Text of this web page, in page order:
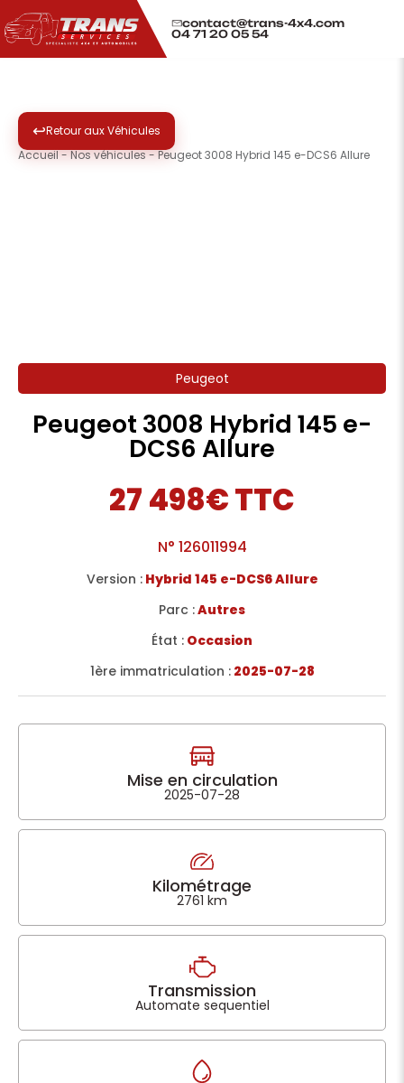
contact@trans-4x4.com
04 71 20 05 54
↩Retour aux Véhicules
Accueil-Nos véhicules-Peugeot 3008 Hybrid 145 e-DCS6 Allure
❮ ❯
Peugeot
Peugeot 3008 Hybrid 145 e-
DCS6 Allure
27 498€ TTC
N° 126011994
Version :Hybrid 145 e-DCS6 Allure
Parc :Autres
État : Occasion
1ère immatriculation :2025-07-28
Mise en circulation
2025-07-28
Kilométrage
2761 km
Transmission
Automate sequentiel